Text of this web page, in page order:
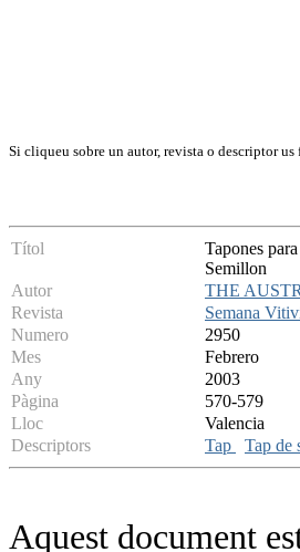
Si cliqueu sobre un autor, revista o descriptor us
Títol
Tapones
Semillon
Autor
THE
Revista
Semana
Numero
2950
Mes
Febrero
Any
2003
Pàgina
570-579
Lloc
Valencia
Descriptors
Tap Tap de
Aquest document